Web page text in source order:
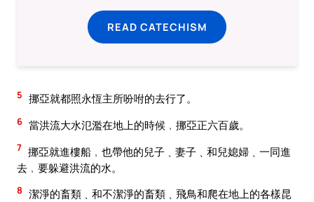
READ CATECHISM
5 挪亞就都照永恆主所吩咐的去行了。
6 當洪流大水氾濫在地上的時候﹐挪亞正六百歲。
7 挪亞就進樓船﹐也帶他的兒子﹑妻子﹑和兒媳婦﹑一同進
去﹐要躲避洪流的水。
8 潔淨的畜類﹑和不潔淨的畜類﹑飛鳥和爬在地上的各樣昆